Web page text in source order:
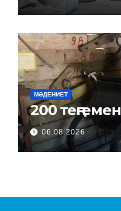
МӘДЕНИЕТ
06.08.2026